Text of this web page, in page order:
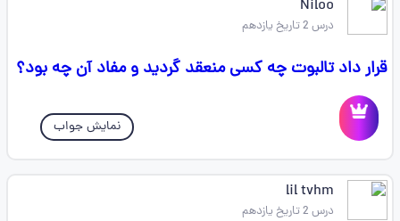
Niloo
درس 2 تاریخ یازدهم
قرار داد تالبوت چه کسی منعقد گردید و مفاد آن چه بود؟
نمایش جواب
lil tvhm
درس 2 تاریخ یازدهم